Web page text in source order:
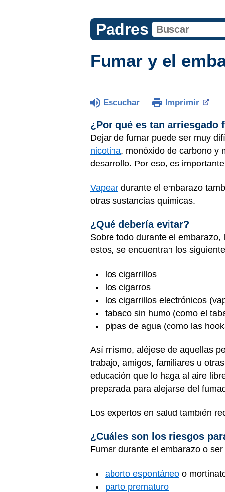
Padres
Fumar y el
Escuchar Imprimir
¿Por qué es tan arriesgado
Dejar de fumar puede ser muy
nicotina, monóxido de carbono y
desarrollo. Por eso, es
Vapear durante el embarazo
otras sustancias químicas.
¿Qué debería evitar?
Sobre todo durante el
estos, se encuentran los
los cigarrillos
los cigarros
los cigarrillos electrónicos
tabaco sin humo (como el
pipas de agua (como las
Así mismo, aléjese de aquellas
trabajo, amigos, familiares u
educación que lo haga al aire
preparada para alejarse del
Los expertos en salud también
¿Cuáles son los riesgos
Fumar durante el embarazo o ser
aborto espontáneo o
parto prematuro